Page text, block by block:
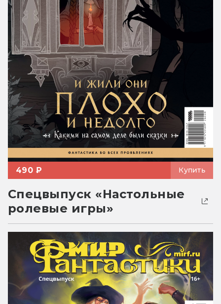
490 ₽ Купить
Спецвыпуск «Настольные
ролевые игры»